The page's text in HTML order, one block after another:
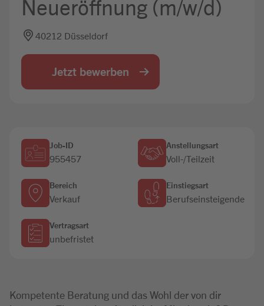
Jobbörse
Neueröffnung (m/w/d)
40212 Düsseldorf
Jetzt bewerben
Job-ID
955457
Anstellungsart
Voll-/Teilzeit
Bereich
Verkauf
Einstiegsart
Berufseinsteigende
Vertragsart
unbefristet
Kompetente Beratung und das Wohl der von dir